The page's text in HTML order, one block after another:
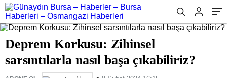
Deprem Korkusu: Zihinsel
sarsıntılarla nasıl başa çıkabiliriz?